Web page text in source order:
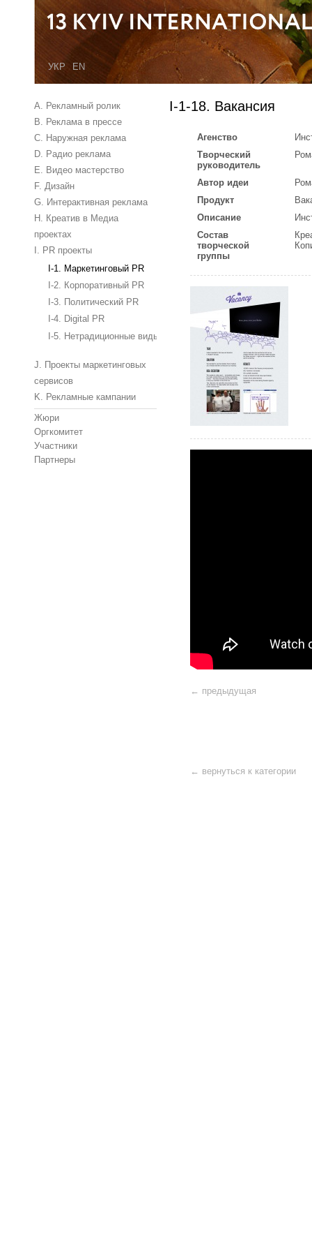
УКР EN
A. Рекламный ролик
B. Реклама в прессе
C. Наружная реклама
D. Радио реклама
E. Видео мастерство
F. Дизайн
G. Интерактивная реклама
H. Креатив в Медиа
проектах
I. PR проекты
I-1. Маркетинговый PR
I-2. Корпоративный PR
I-3. Политический PR
I-4. Digital PR
I-5. Нетрадиционные виды PR проектов
J. Проекты маркетинговых
сервисов
K. Рекламные кампании
Жюри
Оргкомитет
Участники
Партнеры
I-1-18. Вакансия
Агенство
Творческий
руководитель
Автор идеи
Продукт
Описание
Состав
творческой
группы
← предыдущая
← вернуться к категории